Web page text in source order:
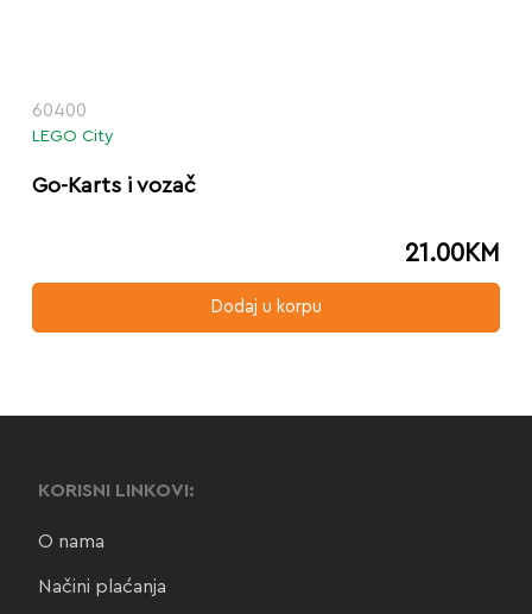
60400
LEGO City
Go-Karts i vozač
21.00KM
Dodaj u korpu
KORISNI LINKOVI:
O nama
Načini plaćanja